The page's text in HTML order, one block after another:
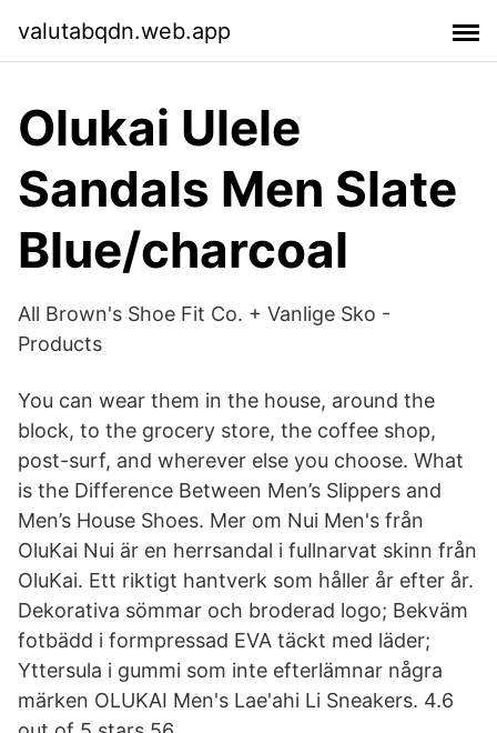
valutabqdn.web.app
Olukai Ulele
Sandals Men Slate
Blue/charcoal
All Brown's Shoe Fit Co. + Vanlige Sko -
Products
You can wear them in the house, around the
block, to the grocery store, the coffee shop,
post-surf, and wherever else you choose. What
is the Difference Between Men’s Slippers and
Men’s House Shoes. Mer om Nui Men's från
OluKai Nui är en herrsandal i fullnarvat skinn från
OluKai. Ett riktigt hantverk som håller år efter år.
Dekorativa sömmar och broderad logo; Bekväm
fotbädd i formpressad EVA täckt med läder;
Yttersula i gummi som inte efterlämnar några
märken OLUKAI Men's Lae'ahi Li Sneakers. 4.6